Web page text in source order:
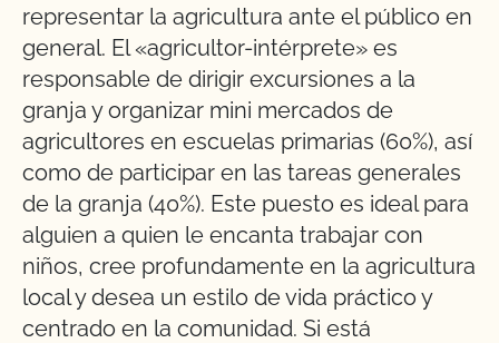
representar la agricultura ante el público en
general. El «agricultor-intérprete» es
responsable de dirigir excursiones a la
granja y organizar mini mercados de
agricultores en escuelas primarias (60%), así
como de participar en las tareas generales
de la granja (40%). Este puesto es ideal para
alguien a quien le encanta trabajar con
niños, cree profundamente en la agricultura
local y desea un estilo de vida práctico y
centrado en la comunidad. Si está